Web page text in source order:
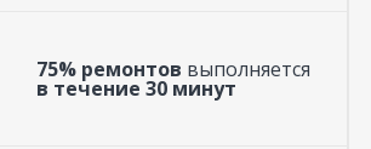
75% ремонтов выполняется
в течение 30 минут